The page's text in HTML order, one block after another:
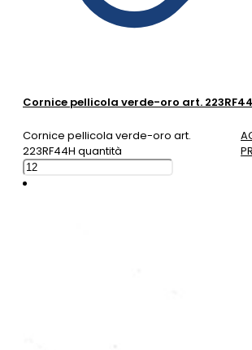
Cornice pellicola verde-oro art.
Cornice pellicola verde-oro art.
223RF44H quantità